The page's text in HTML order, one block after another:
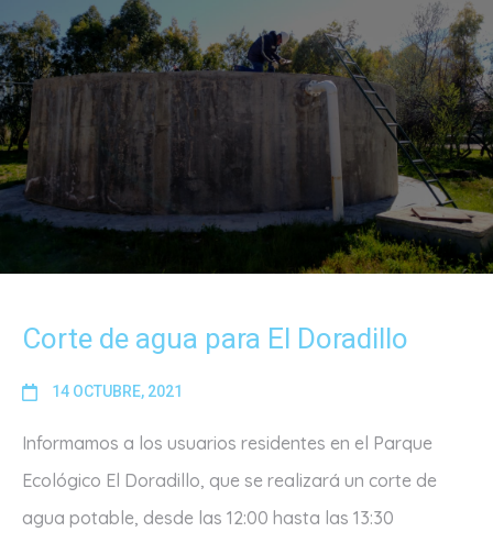
Corte de agua para El Doradillo
14 OCTUBRE, 2021
Informamos a los usuarios residentes en el Parque
Ecológico El Doradillo, que se realizará un corte de
agua potable, desde las 12:00 hasta las 13:30